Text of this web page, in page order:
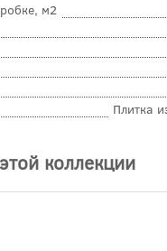
м2
Плитка
коллекции